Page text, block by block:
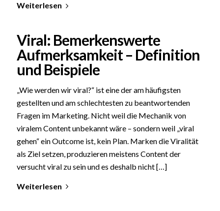
Weiterlesen
Viral: Bemerkenswerte
Aufmerksamkeit – Definition
und Beispiele
„Wie werden wir viral?“ ist eine der am häufigsten
gestellten und am schlechtesten zu beantwortenden
Fragen im Marketing. Nicht weil die Mechanik von
viralem Content unbekannt wäre – sondern weil „viral
gehen“ ein Outcome ist, kein Plan. Marken die Viralität
als Ziel setzen, produzieren meistens Content der
versucht viral zu sein und es deshalb nicht […]
Weiterlesen